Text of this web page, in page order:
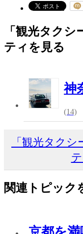
「観光タク
ティを見る
神
(14)
「観光タク
関連トピック